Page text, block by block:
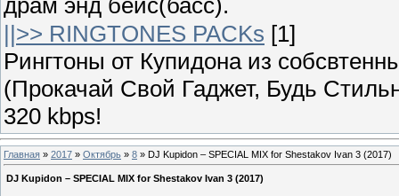
||>> RINGTONES PACKs [1]
Рингтоны от Купидона из
(Прокачай Свой Гаджет, Будь
320 kbps!
Главная » 2017 » Октябрь » 8 » DJ Kupidon – SPECIAL MIX for Shestakov Ivan 3 (2017)
DJ Kupidon – SPECIAL MIX for Shestakov Ivan 3 (2017)